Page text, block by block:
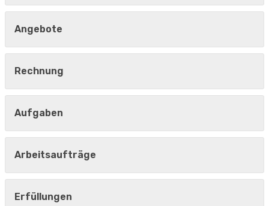
Angebote
Rechnung
Aufgaben
Arbeitsaufträge
Erfüllungen